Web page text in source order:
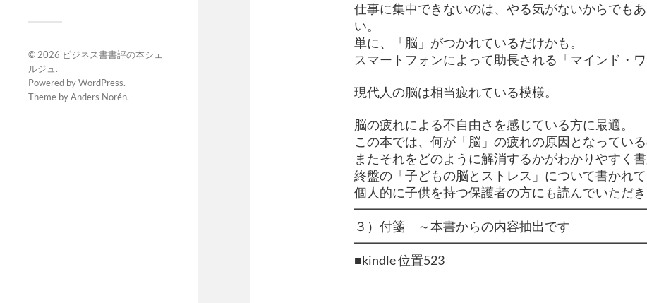
© 2026 ビジネス書書評の本シェ
ルジュ .
Powered byWordPress.
Theme byAnders Norén.
仕事に集中できないのは、やる気がないからでも
い。
単に、「脳」がつかれているだけかも。
スマートフォンによって助長される「マインド・
現代人の脳は相当疲れている模様。
脳の疲れによる不自由さを感じている方に最適。
この本では、何が「脳」の疲れの原因となってい
またそれをどのように解消するかがわかりやすく書
終盤の「子どもの脳とストレス」について書かれて
個人的に子供を持つ保護者の方にも読んでいただき
３）付箋 ～本書からの内容抽出です
■kindle 位置523